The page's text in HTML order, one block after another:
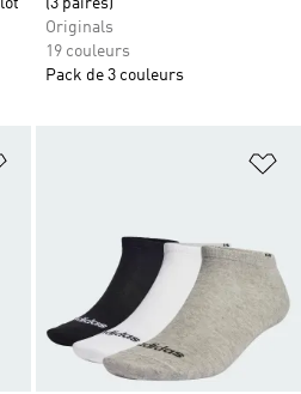
(3 paires)
Originals
19 couleurs
Pack de 3 couleurs
Ajouter à la Liste de produits